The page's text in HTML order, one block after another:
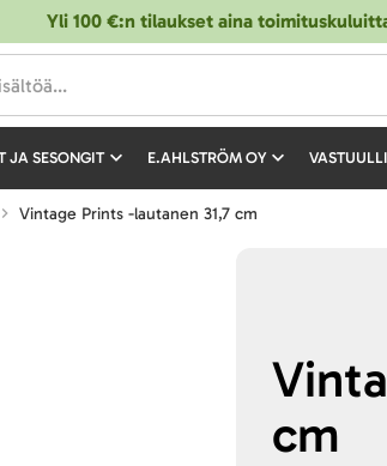
Yli 100 €:n tilaukset aina
JA SESONGIT E.AHLSTRÖM OY
Vintage Prints -lautanen 31,7 cm
cm